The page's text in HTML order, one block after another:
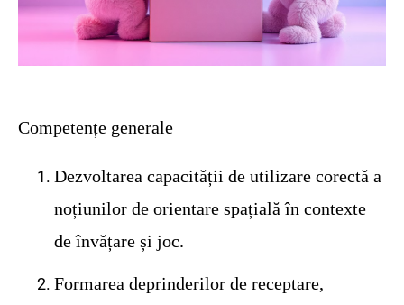
Competențe generale
Dezvoltarea capacității de utilizare corectă a
noțiunilor de orientare spațială în contexte
de învățare și joc.
Formarea deprinderilor de receptare,